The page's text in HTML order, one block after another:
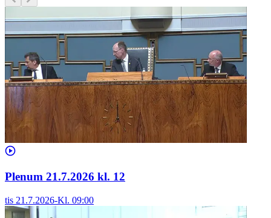
Plenum 21.7.2026 kl. 12
tis 21.7.2026-Kl. 09:00